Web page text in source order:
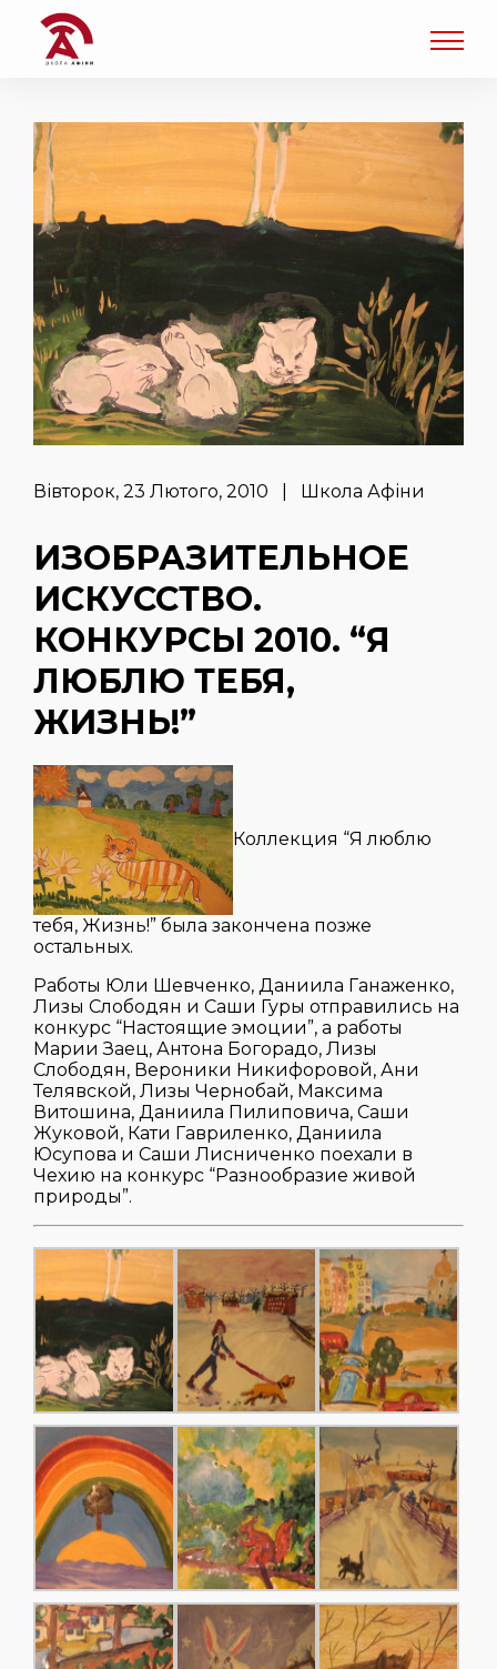
Вівторок, 23 Лютого, 2010 | Школа Афіни
ИЗОБРАЗИТЕЛЬНОЕ
ИСКУССТВО.
КОНКУРСЫ 2010. “Я
ЛЮБЛЮ ТЕБЯ,
ЖИЗНЬ!”
Коллекция “Я люблю
тебя, Жизнь!” была закончена позже
остальных.
Работы Юли Шевченко, Даниила Ганаженко,
Лизы Слободян и Саши Гуры отправились на
конкурс “Настоящие эмоции”, а работы
Марии Заец, Антона Богорадо, Лизы
Слободян, Вероники Никифоровой, Ани
Телявской, Лизы Чернобай, Максима
Витошина, Даниила Пилиповича, Саши
Жуковой, Кати Гавриленко, Даниила
Юсупова и Саши Лисниченко поехали в
Чехию на конкурс “Разнообразие живой
природы”.